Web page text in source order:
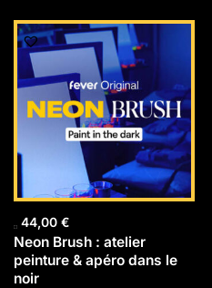
44,00 €
Neon Brush : atelier
peinture & apéro dans le
noir